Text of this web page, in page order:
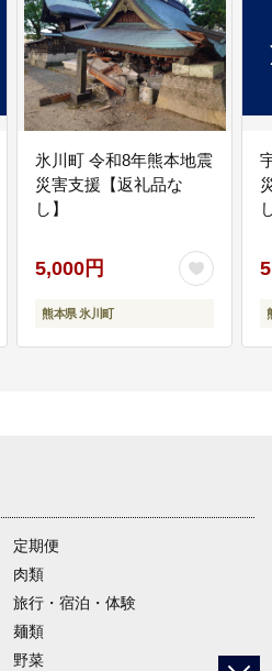
氷川町 令和8年熊本地震
災害支援【返礼品な
し】
5,000円
熊本県 氷川町
定期便
肉類
旅行・宿泊・体験
麺類
野菜